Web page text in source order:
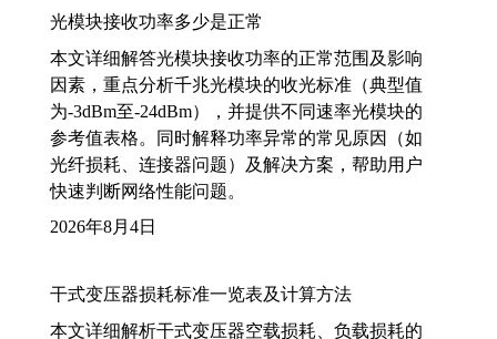
光模块接收功率多少是正常
本文详细解答光模块接收功率的正常范围及影响
因素，重点分析千兆光模块的收光标准（典型值
为-3dBm至-24dBm），并提供不同速率光模块的
参考值表格。同时解释功率异常的常见原因（如
光纤损耗、连接器问题）及解决方案，帮助用户
快速判断网络性能问题。
2026年8月4日
干式变压器损耗标准一览表及计算方法
本文详细解析干式变压器空载损耗、负载损耗的